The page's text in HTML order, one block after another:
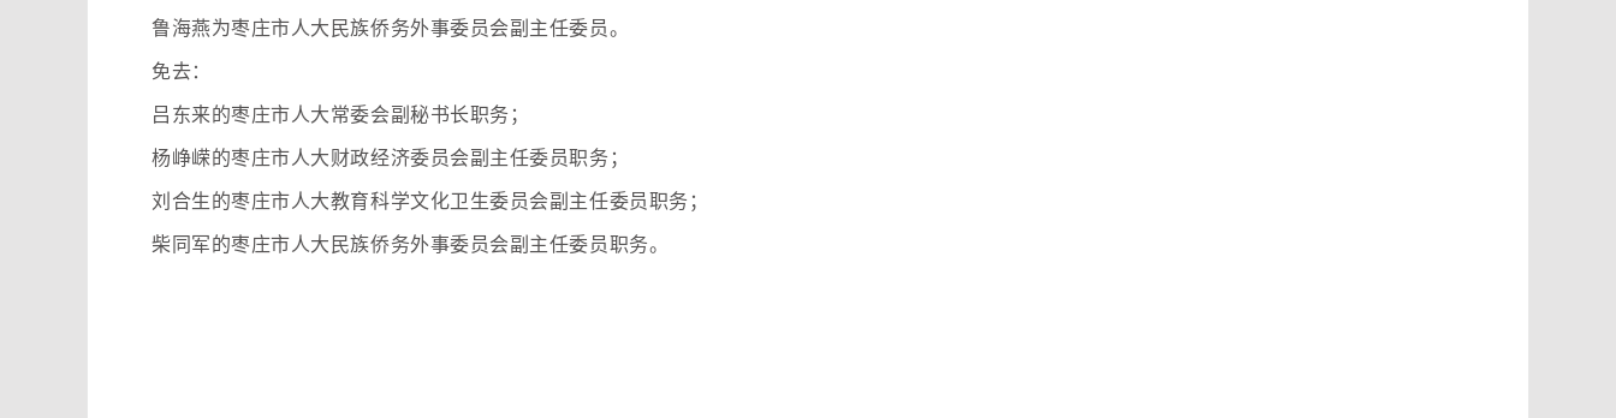
鲁海燕为枣庄市人大民族侨务外事委员会副主任委员。
免去：
吕东来的枣庄市人大常委会副秘书长职务；
杨峥嵘的枣庄市人大财政经济委员会副主任委员职务；
刘合生的枣庄市人大教育科学文化卫生委员会副主任委员职务；
柴同军的枣庄市人大民族侨务外事委员会副主任委员职务。